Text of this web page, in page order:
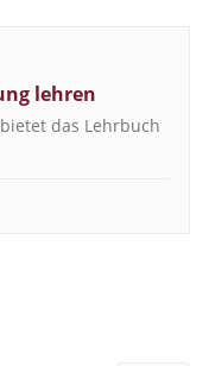
lehren
das Lehrbuch